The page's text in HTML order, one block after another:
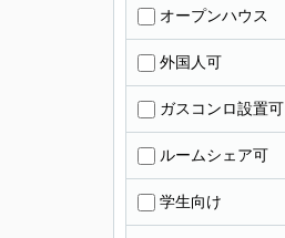
オープンハウス
外国人可
ガスコンロ設置可
ルームシェア可
学生向け